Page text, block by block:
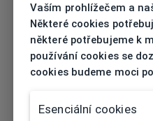
Vaším prohlížečem a
Některé cookies
některé potřebujeme k
používání cookies se
cookies budeme moci
Esenciální cookies